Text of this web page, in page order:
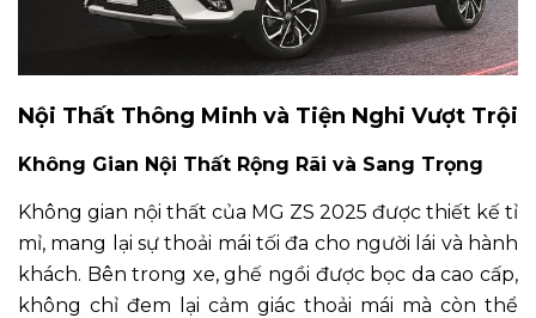
Nội Thất Thông Minh và Tiện Nghi Vượt Trội
Không Gian Nội Thất Rộng Rãi và Sang Trọng
Không gian nội thất của MG ZS 2025 được thiết kế tỉ
mỉ, mang lại sự thoải mái tối đa cho người lái và hành
khách. Bên trong xe, ghế ngồi được bọc da cao cấp,
không chỉ đem lại cảm giác thoải mái mà còn thể